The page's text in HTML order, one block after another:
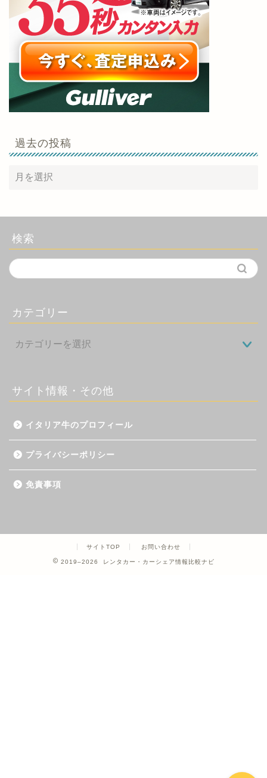
過去の投稿
検索
カテゴリー
サイト情報・その他
イタリア牛のプロフィール
プライバシーポリシー
免責事項
サイトTOP お問い合わせ
2019–2026 レンタカー・カーシェア情報比較ナビ